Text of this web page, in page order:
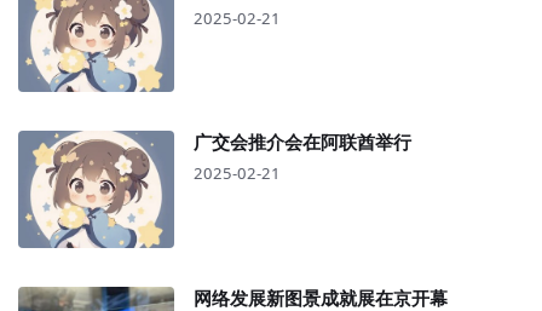
2025-02-21
广交会推介会在阿联酋举行
2025-02-21
网络发展新图景成就展在京开幕